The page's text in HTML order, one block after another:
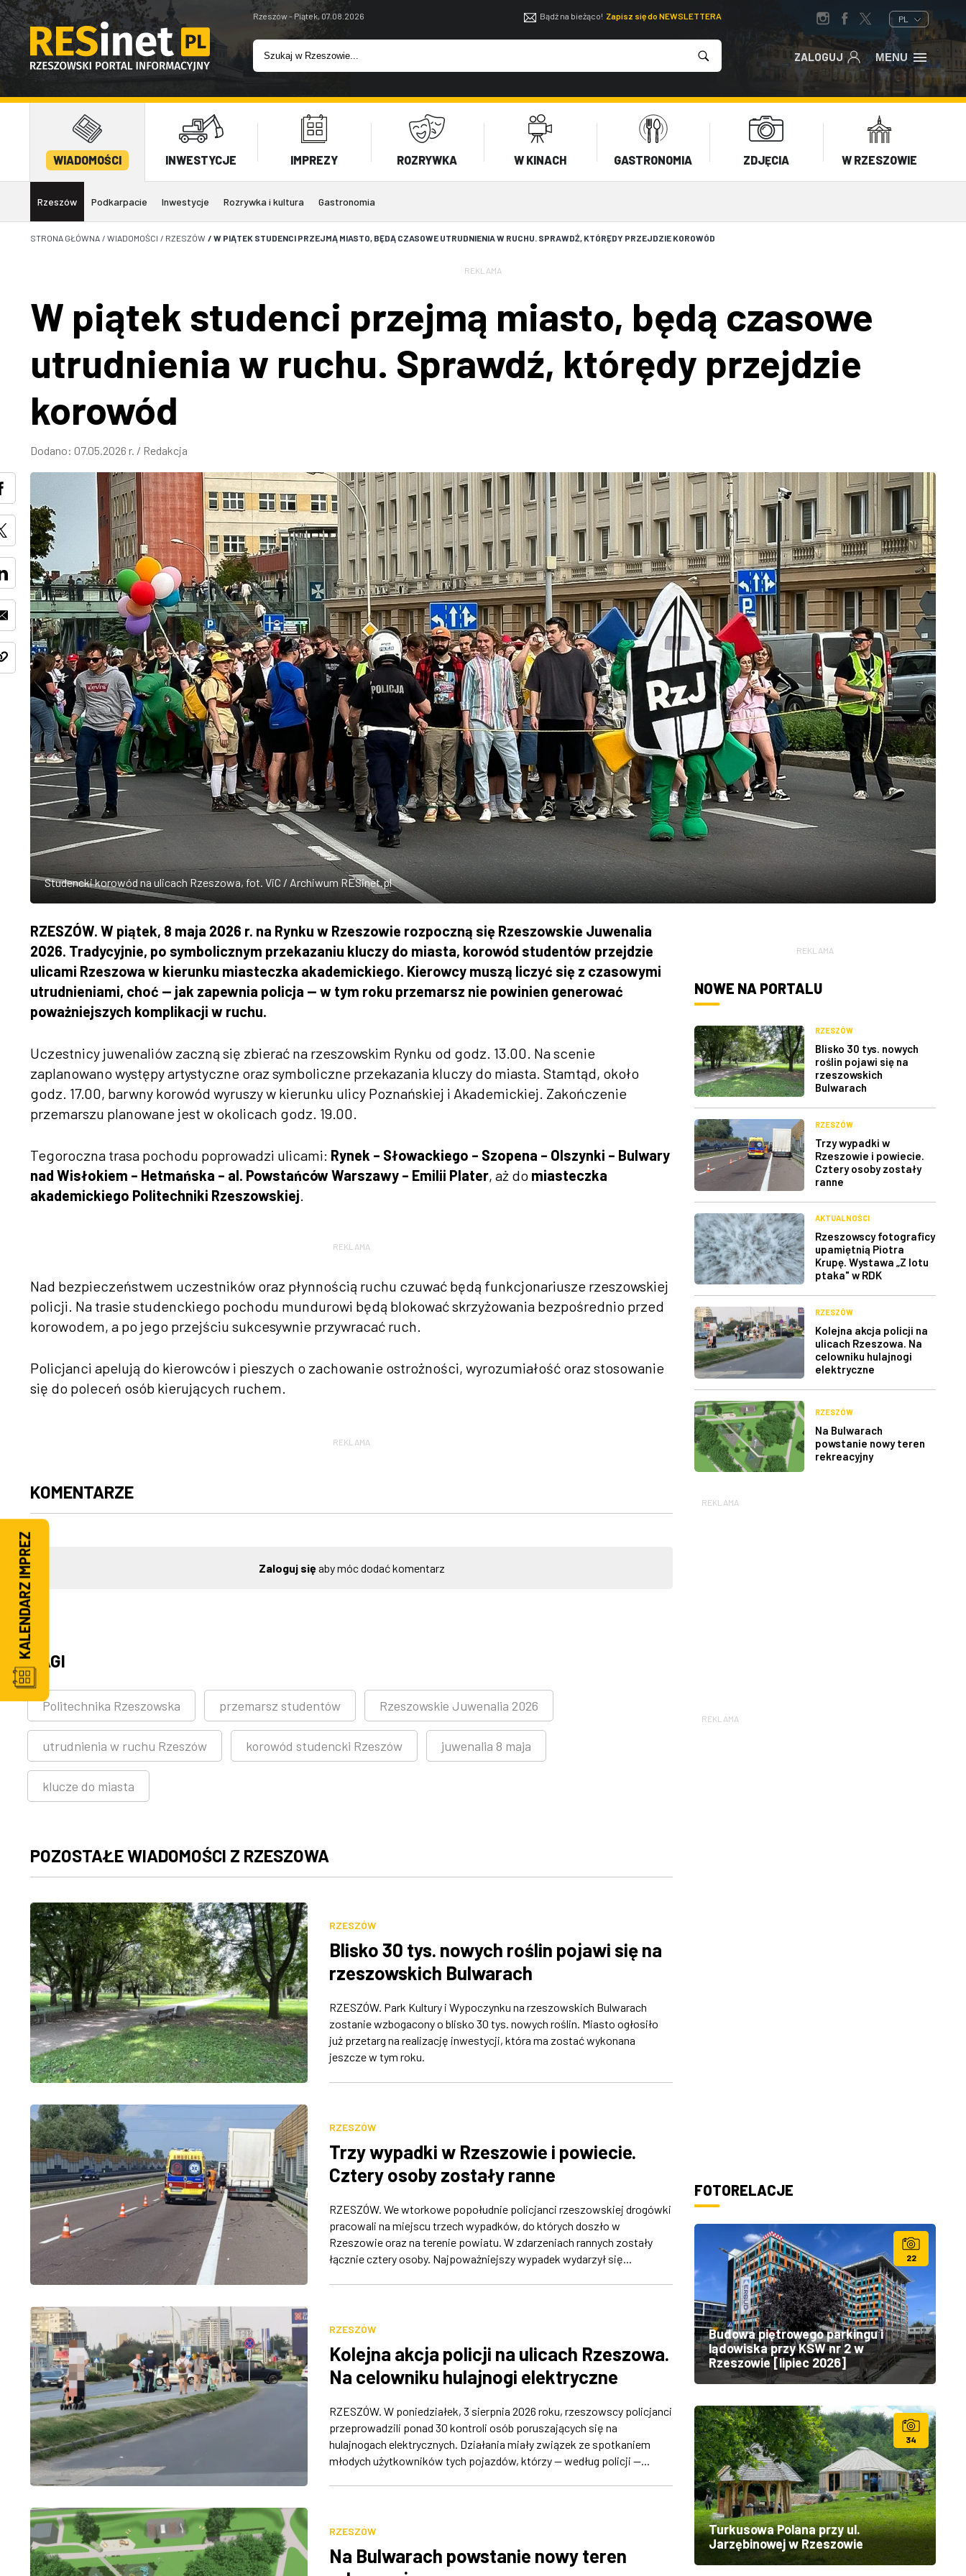
Rzeszów - Piątek, 07.08.2026 Bądź na bieżąco! Zapisz się do NEWSLETTERA PL
ZALOGUJ MENU
WIADOMOŚCI INWESTYCJE IMPREZY ROZRYWKA W KINACH GASTRONOMIA ZDJĘCIA W RZESZOWIE
Rzeszów Podkarpacie Inwestycje Rozrywka i kultura Gastronomia
STRONA GŁÓWNA / WIADOMOŚCI / RZESZÓW / W PIĄTEK STUDENCI PRZEJMĄ MIASTO, BĘDĄ CZASOWE UTRUDNIENIA W RUCHU. SPRAWDŹ, KTÓRĘDY PRZEJDZIE KOROWÓD
REKLAMA
W piątek studenci przejmą miasto, będą czasowe
utrudnienia w ruchu. Sprawdź, którędy przejdzie
korowód
Dodano: 07.05.2026 r. / Redakcja
Studencki korowód na ulicach Rzeszowa, fot. ViC / Archiwum RESinet.pl
RZESZÓW. W piątek, 8 maja 2026 r. na Rynku w Rzeszowie rozpoczną się Rzeszowskie Juwenalia
2026. Tradycyjnie, po symbolicznym przekazaniu kluczy do miasta, korowód studentów przejdzie
ulicami Rzeszowa w kierunku miasteczka akademickiego. Kierowcy muszą liczyć się z czasowymi
utrudnieniami, choć — jak zapewnia policja — w tym roku przemarsz nie powinien generować
poważniejszych komplikacji w ruchu.
Uczestnicy juwenaliów zaczną się zbierać na rzeszowskim Rynku od godz. 13.00. Na scenie
zaplanowano występy artystyczne oraz symboliczne przekazania kluczy do miasta. Stamtąd, około
godz. 17.00, barwny korowód wyruszy w kierunku ulicy Poznańskiej i Akademickiej. Zakończenie
przemarszu planowane jest w okolicach godz. 19.00.
Tegoroczna trasa pochodu poprowadzi ulicami: Rynek – Słowackiego – Szopena – Olszynki – Bulwary
nad Wisłokiem – Hetmańska – al. Powstańców Warszawy – Emilii Plater, aż do miasteczka
akademickiego Politechniki Rzeszowskiej.
REKLAMA
Nad bezpieczeństwem uczestników oraz płynnością ruchu czuwać będą funkcjonariusze rzeszowskiej
policji. Na trasie studenckiego pochodu mundurowi będą blokować skrzyżowania bezpośrednio przed
korowodem, a po jego przejściu sukcesywnie przywracać ruch.
Policjanci apelują do kierowców i pieszych o zachowanie ostrożności, wyrozumiałość oraz stosowanie
się do poleceń osób kierujących ruchem.
REKLAMA
KOMENTARZE
Zaloguj sięaby móc dodać komentarz
TAGI
Politechnika Rzeszowska przemarsz studentów Rzeszowskie Juwenalia 2026
utrudnienia w ruchu Rzeszów korowód studencki Rzeszów juwenalia 8 maja
klucze do miasta
POZOSTAŁE WIADOMOŚCI Z RZESZOWA
RZESZÓW
Blisko 30 tys. nowych roślin pojawi się na
rzeszowskich Bulwarach
RZESZÓW. Park Kultury i Wypoczynku na rzeszowskich Bulwarach
zostanie wzbogacony o blisko 30 tys. nowych roślin. Miasto ogłosiło
już przetarg na realizację inwestycji, która ma zostać wykonana
jeszcze w tym roku.
RZESZÓW
Trzy wypadki w Rzeszowie i powiecie.
Cztery osoby zostały ranne
RZESZÓW. We wtorkowe popołudnie policjanci rzeszowskiej drogówki
pracowali na miejscu trzech wypadków, do których doszło w
Rzeszowie oraz na terenie powiatu. W zdarzeniach rannych zostały
łącznie cztery osoby. Najpoważniejszy wypadek wydarzył się...
RZESZÓW
Kolejna akcja policji na ulicach Rzeszowa.
Na celowniku hulajnogi elektryczne
RZESZÓW. W poniedziałek, 3 sierpnia 2026 roku, rzeszowscy policjanci
przeprowadzili ponad 30 kontroli osób poruszających się na
hulajnogach elektrycznych. Działania miały związek ze spotkaniem
młodych użytkowników tych pojazdów, którzy — według policji —...
RZESZÓW
Na Bulwarach powstanie nowy teren
REKLAMA
NOWE NA PORTALU
RZESZÓW
Blisko 30 tys. nowych
roślin pojawi się na
rzeszowskich
Bulwarach
RZESZÓW
Trzy wypadki w
Rzeszowie i powiecie.
Cztery osoby zostały
ranne
AKTUALNOŚCI
Rzeszowscy fotograficy
upamiętnią Piotra
Krupę. Wystawa „Z lotu
ptaka" w RDK
RZESZÓW
Kolejna akcja policji na
ulicach Rzeszowa. Na
celowniku hulajnogi
elektryczne
RZESZÓW
Na Bulwarach
powstanie nowy teren
rekreacyjny
REKLAMA
REKLAMA
FOTORELACJE
22
Budowa piętrowego parkingu i
lądowiska przy KSW nr 2 w
Rzeszowie [lipiec 2026]
34
Turkusowa Polana przy ul.
Jarzębinowej w Rzeszowie
KALENDARZ IMPREZ